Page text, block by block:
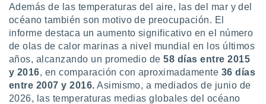
Además de las temperaturas del aire, las del mar y del
océano también son motivo de preocupación. El
informe destaca un aumento significativo en el número
de olas de calor marinas a nivel mundial en los últimos
años, alcanzando un promedio de58 días entre 2015
y 2016, en comparación con aproximadamente 36 días
entre 2007 y 2016. Asimismo, a mediados de junio de
2026, las temperaturas medias globales del océano